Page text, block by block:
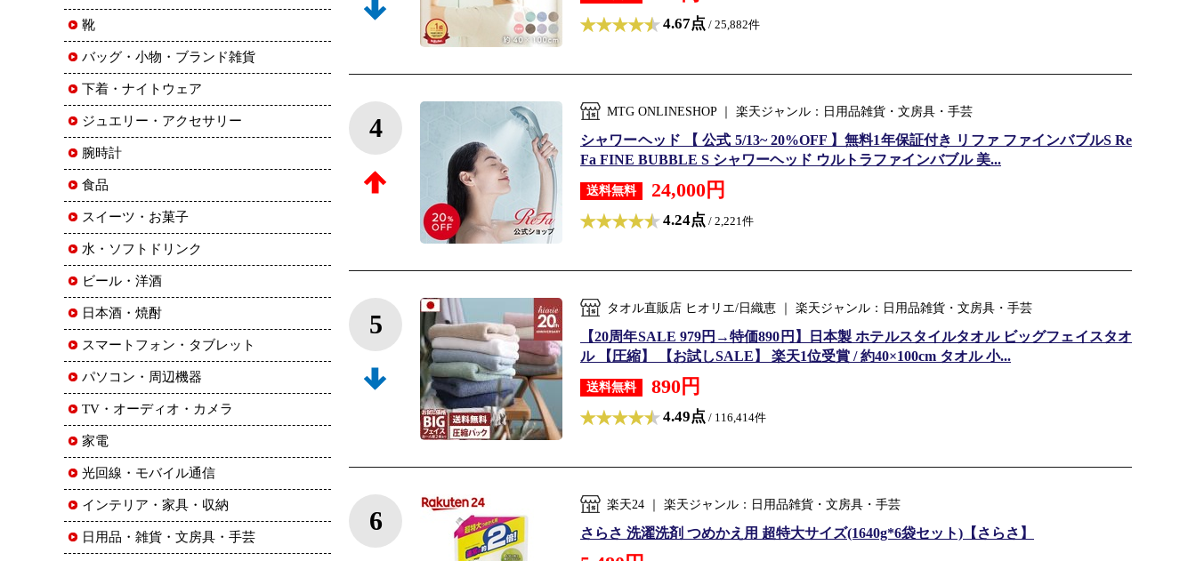
4.67点 / 25,882件
4
MTG ONLINESHOP ｜ 楽天ジャンル：日用品雑貨・文房具・手芸
シャワーヘッド 【 公式 5/13~ 20%OFF 】無料1年保証付き リファ ファインバブルS Re
Fa FINE BUBBLE S シャワーヘッド ウルトラファインバブル 美...
送料無料 24,000円
4.24点 / 2,221件
5
タオル直販店 ヒオリエ/日織恵 ｜ 楽天ジャンル：日用品雑貨・文房具・手芸
【20周年SALE 979円→特価890円】日本製 ホテルスタイルタオル ビッグフェイスタオ
ル 【圧縮】 【お試しSALE】 楽天1位受賞 / 約40×100cm タオル 小...
送料無料 890円
4.49点 / 116,414件
6
楽天24 ｜ 楽天ジャンル：日用品雑貨・文房具・手芸
さらさ 洗濯洗剤 つめかえ用 超特大サイズ(1640g*6袋セット)【さらさ】
靴
バッグ・小物・ブランド雑貨
下着・ナイトウェア
ジュエリー・アクセサリー
腕時計
食品
スイーツ・お菓子
水・ソフトドリンク
ビール・洋酒
日本酒・焼酎
スマートフォン・タブレット
パソコン・周辺機器
TV・オーディオ・カメラ
家電
光回線・モバイル通信
インテリア・家具・収納
日用品・雑貨・文房具・手芸